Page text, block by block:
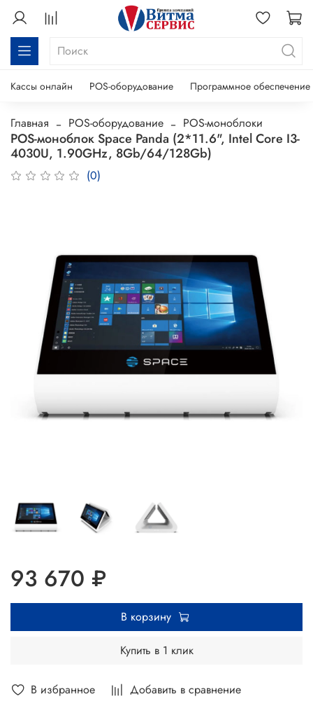
Кассы онлайн POS-оборудование Программное обеспечение
Главная POS-оборудование POS-моноблоки
POS-моноблок Space Panda (2*11.6", Intel Core I3-
4030U, 1.90GHz, 8Gb/64/128Gb)
(0)
В избранное Добавить в сравнение
93 670 ₽
В корзину
Купить в 1 клик